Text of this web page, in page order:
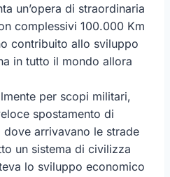
un’opera di straordinaria
complessivi 100.000 Km
contribuito allo sviluppo
in tutto il mondo allora
per scopi militari,
spostamento di
arrivavano le strade
un sistema di civilizza
lo sviluppo economico